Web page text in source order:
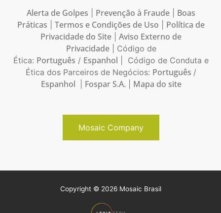
Alerta de Golpes Prevenção à Fraude
Boas
Práticas
Termos e Condições de Uso
Política de
Privacidade do Site
Aviso Externo de
Privacidade| Código de
Ética: Português / Espanhol | Código de Conduta e
Ética dos Parceiros de Negócios: Português /
Espanhol Fospar S.A. Mapa do site
Mosaic Company
Copyright © 2026 Mosaic Brasil